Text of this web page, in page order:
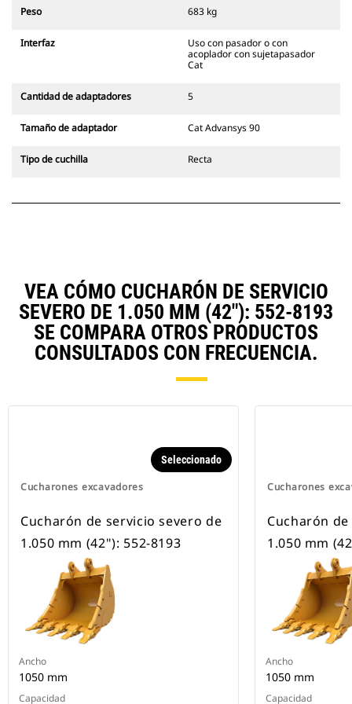
operador.
Cat son compatibles con las
Excavadoras de Cadenas 311-352 y
ruedas. También hay acopladores
disponibles.
sistema acoplador especializado
especializados CW cuentan con un
CW disponibles para todas las
excavadoras de ruedas y cadenas.
Peso 683 kg
Interfaz
Uso con pasador o con
acoplador con sujetapasador
Cat
Cantidad de adaptadores 5
Tamaño de adaptador Cat Advansys 90
Tipo de cuchilla Recta
VEA CÓMO CUCHARÓN DE SERVICIO
SEVERO DE 1.050 MM (42"): 552-8193
SE COMPARA OTROS PRODUCTOS
CONSULTADOS CON FRECUENCIA.
Cucharones excavadores
Seleccionado
Cucharón de servicio severo de
1.050 mm (42"): 552-8193
Ancho
1050 mm
Capacidad
Cucharones
Cucharón
1.050 mm
Ancho
1050 mm
Capacidad